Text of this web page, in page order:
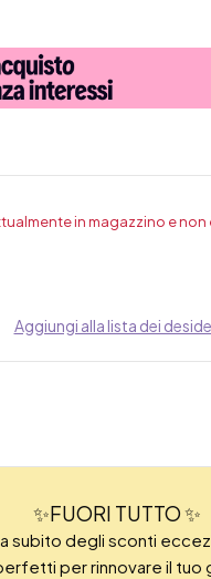
in magazzino e non
Aggiungi alla lista dei
✨FUORI TUTTO ✨
subito degli sconti
per rinnovare il tuo